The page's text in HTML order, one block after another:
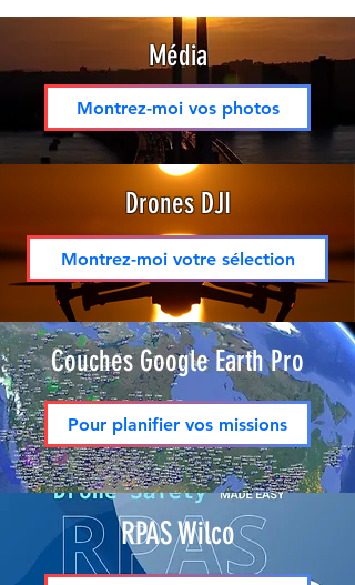
Média
Montrez-moi vos photos
Drones DJI
Montrez-moi votre sélection
Couches Google Earth Pro
Pour planifier vos missions
RPAS Wilco